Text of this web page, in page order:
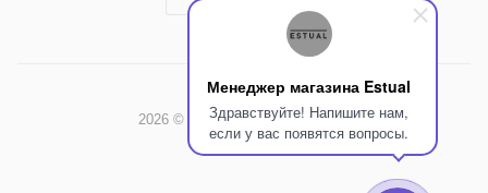
Менеджер магазина Estual
Здравствуйте! Напишите нам,
если у вас появятся вопросы.
2026 © Интернет-магазин Estual